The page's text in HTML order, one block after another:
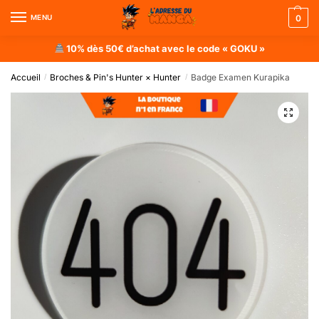
MENU 0
10% dès 50€ d’achat avec le code « GOKU »
Accueil / Broches & Pin's Hunter × Hunter / Badge Examen Kurapika